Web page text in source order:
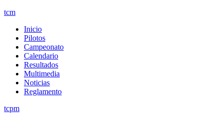
tcm
Inicio
Pilotos
Campeonato
Calendario
Resultados
Multimedia
Noticias
Reglamento
tcpm